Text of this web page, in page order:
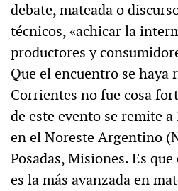
debate, mateada o
técnicos, «achicar la
productores y
Que el encuentro se haya
Corrientes no fue cosa
de este evento se remite
en el Noreste Argentino
Posadas, Misiones. Es
es la más avanzada en